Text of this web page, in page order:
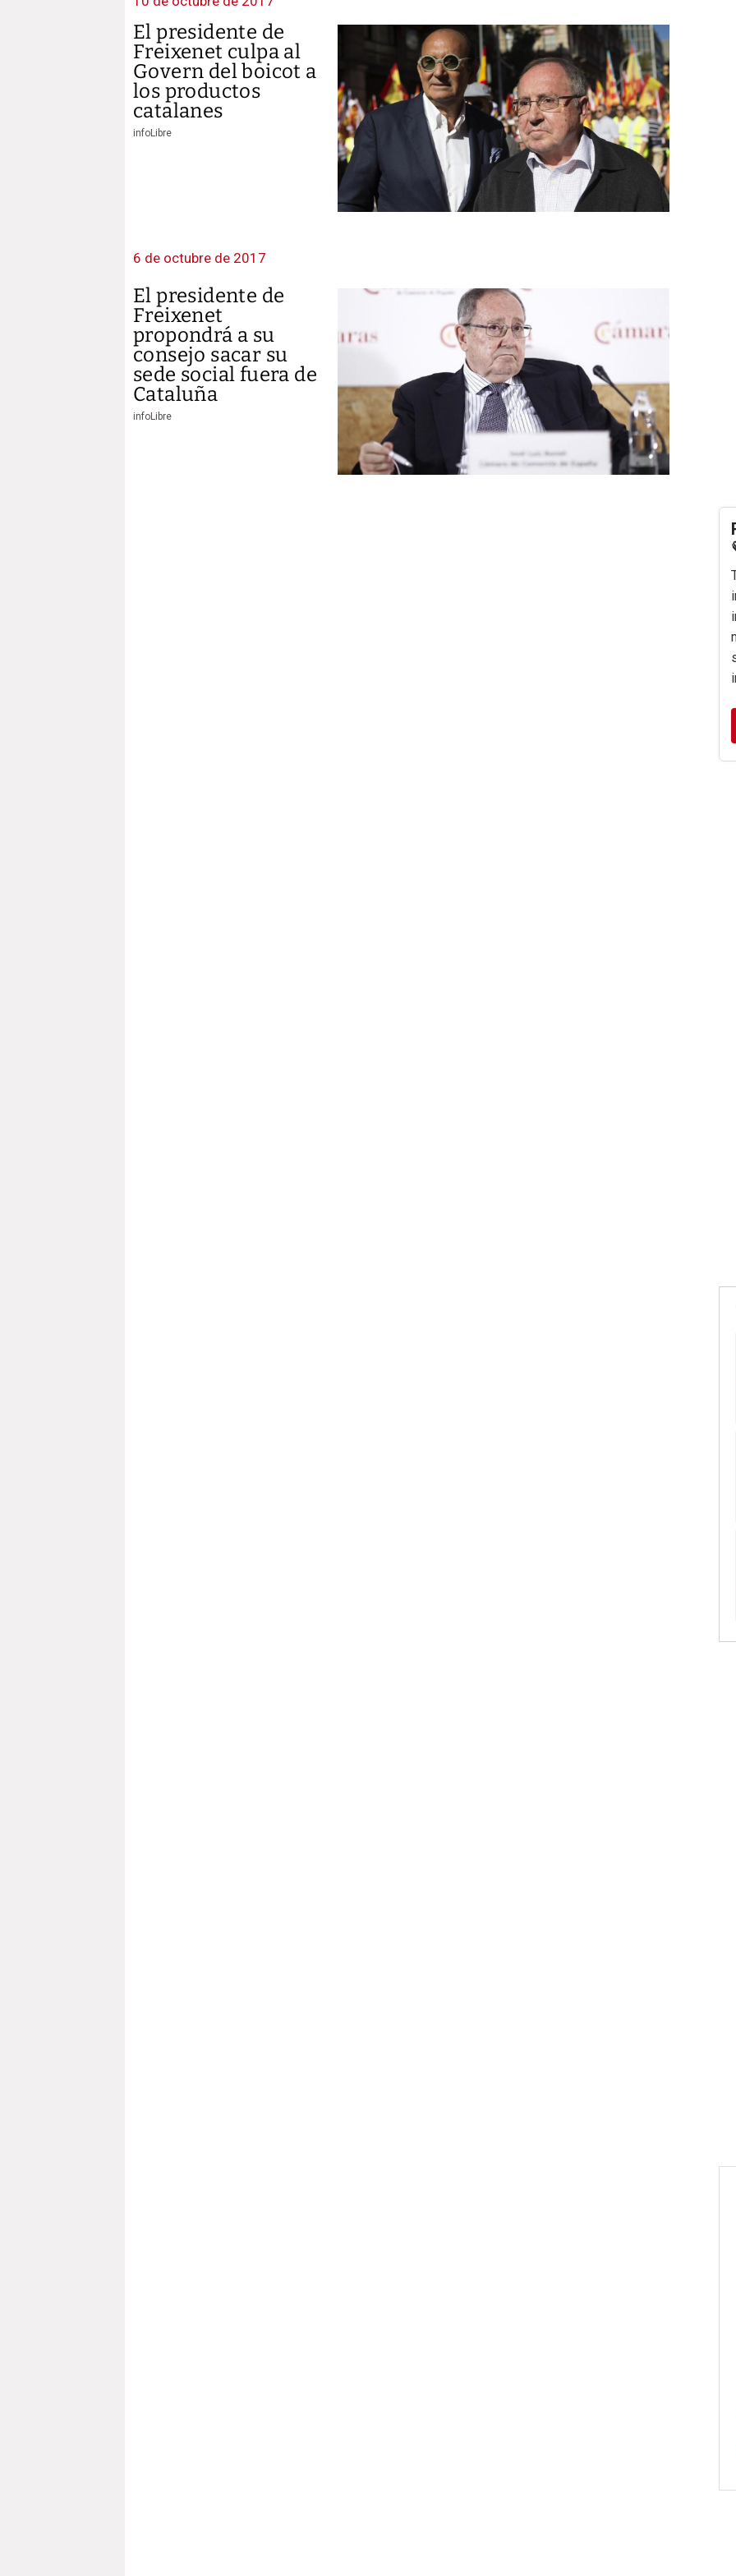
El presidente de
Freixenet culpa al
Govern del boicot a
los productos
catalanes
infoLibre
6 de octubre de 2017
El presidente de
Freixenet
propondrá a su
consejo sacar su
sede social fuera de
Cataluña
infoLibre